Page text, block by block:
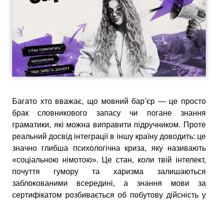
Багато хто вважає, що мовний бар’єр — це просто
брак словникового запасу чи погане знання
граматики, які можна виправити підручником. Проте
реальний досвід інтеграції в іншу країну доводить: це
значно глибша психологічна криза, яку називають
«соціальною німотою». Це стан, коли твій інтелект,
почуття гумору та харизма залишаються
заблокованими всередині, а знання мови за
сертифікатом розбивається об побутову дійсність у